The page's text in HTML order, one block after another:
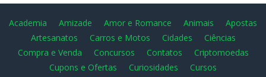
Academia Amizade Amor e Romance Animais
Apostas
Artesanatos
Carros e Motos Cidades
Ciências
Compra e Venda
Concursos Contatos
Criptomoedas
Cupons e Ofertas
Curiosidades
Cursos